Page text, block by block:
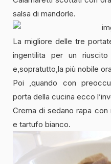
salsa di mandorle.
La migliore delle tre
ingentilita per un
e,sopratutto,la più nobile
Poi ,quando con
porta della cucina ecco
Crema di sedano rapa
e tartufo bianco.